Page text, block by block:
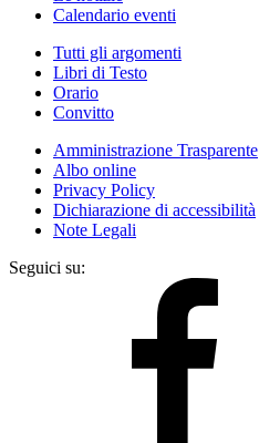
Calendario eventi
Tutti gli argomenti
Libri di Testo
Orario
Convitto
Amministrazione Trasparente
Albo online
Privacy Policy
Dichiarazione di accessibilità
Note Legali
Seguici su: